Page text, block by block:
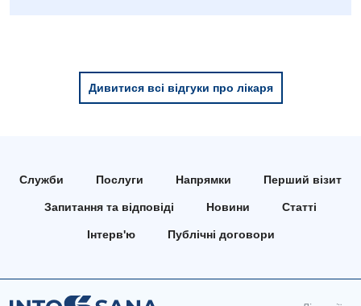
Дивитися всі відгуки про лікаря
Служби Послуги Напрямки Перший візит
Запитання та відповіді Новини Статті
Інтерв'ю Публічні договори